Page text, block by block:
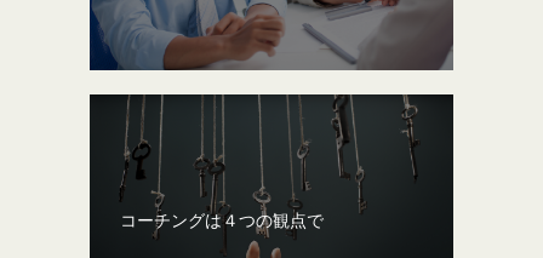
コーチングは４つの観点で